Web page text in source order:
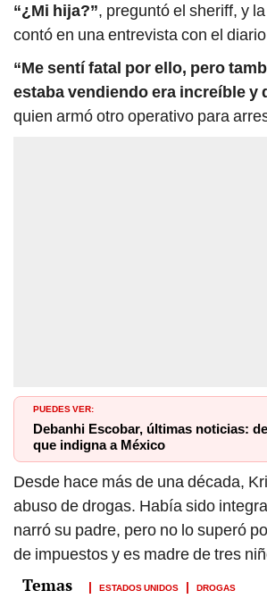
“¿Mi hija?”, preguntó el sheriff, y
contó en una entrevista con el
“Me sentí fatal por ello, pero
estaba vendiendo era increíble y
quien armó otro operativo para
PUEDES VER:
Debanhi Escobar, últimas noticias:
que indigna a México
Desde hace más de una década,
abuso de drogas. Había sido
narró su padre, pero no lo superó
de impuestos y es madre de tres
ESTADOS UNIDOS DROGAS